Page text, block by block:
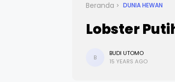
Beranda DUNIA HEWAN
Lobster
B
BUDI UTOMO
15 YEARS AGO